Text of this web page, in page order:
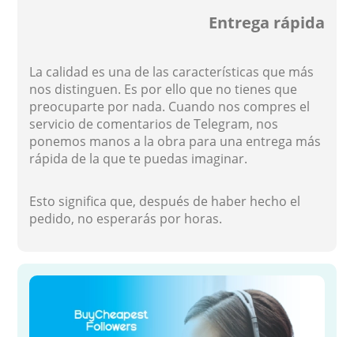
Entrega rápida
La calidad es una de las características que más
nos distinguen. Es por ello que no tienes que
preocuparte por nada. Cuando nos compres el
servicio de comentarios de Telegram, nos
ponemos manos a la obra para una entrega más
rápida de la que te puedas imaginar.
Esto significa que, después de haber hecho el
pedido, no esperarás por horas.